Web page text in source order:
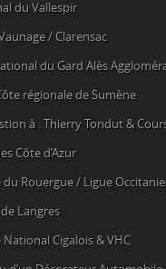
du Vallespir
/ Clarensac
du Gard Alès
régionale de Sumène
à : Thierry Tondut &
Côte d’Azur
du Rouergue / Ligue
Langres
National Cigalois& VHC